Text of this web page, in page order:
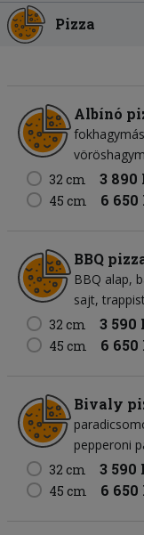
Pizza
Albínó
32 cm
3 890
45 cm 6 650
BBQ
BBQ alap
sajt
32 cm
3 590
45 cm 6 650
Bivaly
pepperoni
32 cm
3 590
45 cm 6 650